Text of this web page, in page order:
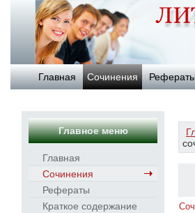
Главная Сочинения
Главное меню
Главная
Сочинения
Рефераты
Краткое содержание